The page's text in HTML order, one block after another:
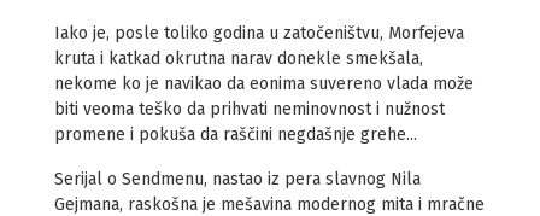
Iako je, posle toliko godina u zatočeništvu, Morfejeva
kruta i katkad okrutna narav donekle smekšala,
nekome ko je navikao da eonima suvereno vlada može
biti veoma teško da prihvati neminovnost i nužnost
promene i pokuša da raščini negdašnje grehe...
Serijal o Sendmenu, nastao iz pera slavnog Nila
Gejmana, raskošna je mešavina modernog mita i mračne